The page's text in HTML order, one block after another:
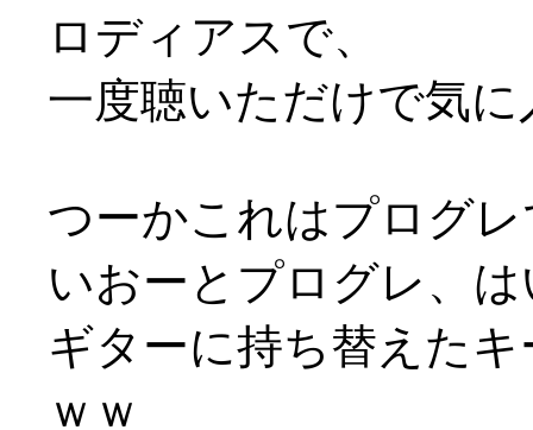
ロディアスで、
一度聴いただけで気
つーかこれはプログ
いおーとプログレ、
ギターに持ち替えた
ｗｗ